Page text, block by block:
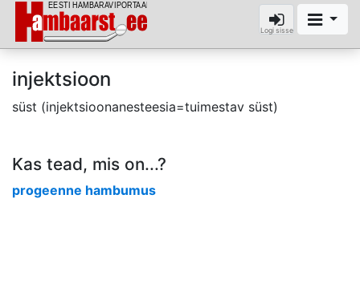
Logi sisse
injektsioon
süst (injektsioonanesteesia=tuimestav süst)
Kas tead, mis on...?
progeenne hambumus